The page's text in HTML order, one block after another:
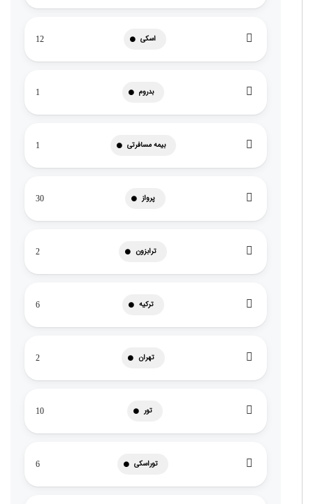
اسکی 12
بدروم 1
بیمه مسافرتی 1
پرواز 30
ترابزون 2
ترکیه 6
تهران 2
تور 10
توراسکی 6